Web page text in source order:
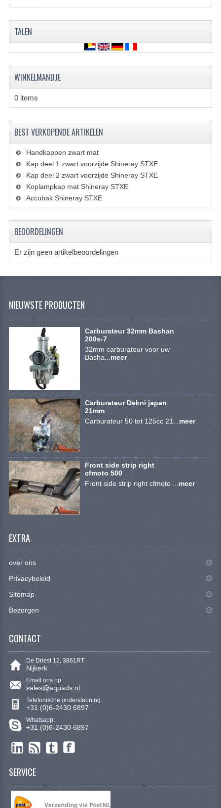
SHINERAY SPYDER/STIXE 250CC
BODY KAPPEN EN FRAME
BRANDSTOF SYSTEEM
ELEKTRONICA
GEREEDSCHAP
KETTING EN TANDWIELEN
KOEL SYSTEEM
MOTOR
STUUR INRICHTING
WIELEN EN BANDEN
SEGWAY QUADS
TGB ONDERDELEN
VELGEN & BANDEN
12 INCH VELGEN
6 INCH BANDEN
TALEN
WINKELMANDJE
0 items
BEST VERKOPENDE ARTIKELEN
Handkappen zwart mat
Kap deel 1 zwart voorzijde Shineray STXE
Kap deel 2 zwart voorzijde Shineray STXE
Koplampkap mat Shineray STXE
Accubak Shineray STXE
BEOORDELINGEN
Er zijn geen artikelbeoordelingen
NIEUWSTE PRODUCTEN
Carburateur 32mm Bashan
200s-7
32mm carburateur voor uw
Basha... meer
Carburateur Dekni japan
21mm
Carburateur 50 tot 125cc 21... meer
Front side strip right
cfmoto 500
Front side strip right cfmoto ... meer
EXTRA
over ons
Privacybeleid
Sitemap
Bezorgen
CONTACT
De Driest 12, 3861RT
Nijkerk
Email ons op:
sales@aquads.nl
Telefonische ondersteuning:
+31 (0)6-2430 6897
Whatsapp:
+31 (0)6-2430 6897
SERVICE